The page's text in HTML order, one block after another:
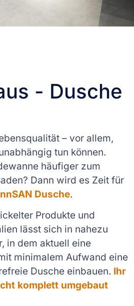
- Dusche
– vor allem,
tun können.
häufiger zum
Dann wird es Zeit für
Dusche.
Produkte und
lässt sich in nahezu
in dem aktuell eine
minimalem Aufwand eine
Dusche einbauen. Ihr
komplett umgebaut